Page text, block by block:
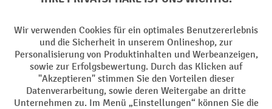
Facebook
YouTube
LinkedIn
Instagram
AGB Impressum Datenschutz